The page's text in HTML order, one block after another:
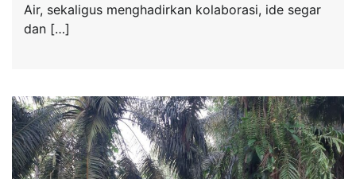
Air, sekaligus menghadirkan kolaborasi, ide segar
dan […]